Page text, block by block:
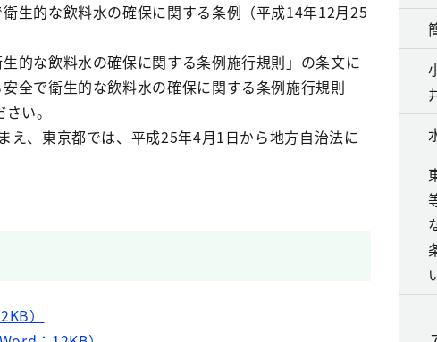
生的な飲料水の確保に関する条例（平成14年12月25
的な飲料水の確保に関する条例施行規則」の条文に
全で衛生的な飲料水の確保に関する条例施行規則
い。
、東京都では、平成25年4月1日から地方自治法に
）